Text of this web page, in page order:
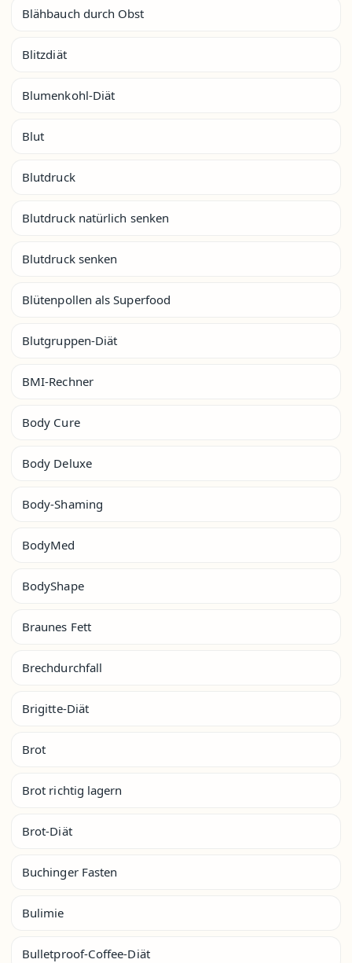
Blähbauch durch Obst
Blitzdiät
Blumenkohl-Diät
Blut
Blutdruck
Blutdruck natürlich senken
Blutdruck senken
Blütenpollen als Superfood
Blutgruppen-Diät
BMI-Rechner
Body Cure
Body Deluxe
Body-Shaming
BodyMed
BodyShape
Braunes Fett
Brechdurchfall
Brigitte-Diät
Brot
Brot richtig lagern
Brot-Diät
Buchinger Fasten
Bulimie
Bulletproof-Coffee-Diät